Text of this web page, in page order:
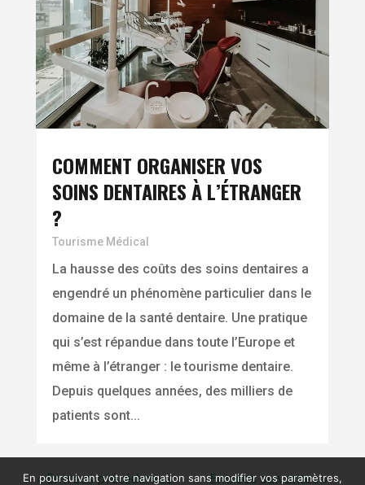
COMMENT ORGANISER VOS
SOINS DENTAIRES À L’ÉTRANGER
?
Tourisme Médical
La hausse des coûts des soins dentaires a
engendré un phénomène particulier dans le
domaine de la santé dentaire. Une pratique
qui s’est répandue dans toute l’Europe et
même à l’étranger : le tourisme dentaire.
Depuis quelques années, des milliers de
patients sont...
« Entrées précédentes Entrées suivantes »
En poursuivant votre navigation sans modifier vos paramètres,